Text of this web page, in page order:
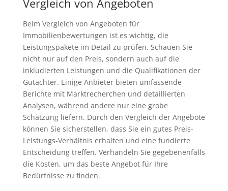
Vergleich von Angeboten
Beim Vergleich von Angeboten für
Immobilienbewertungen ist es wichtig, die
Leistungspakete im Detail zu prüfen. Schauen Sie
nicht nur auf den Preis, sondern auch auf die
inkludierten Leistungen und die Qualifikationen der
Gutachter. Einige Anbieter bieten umfassende
Berichte mit Marktrecherchen und detaillierten
Analysen, während andere nur eine grobe
Schätzung liefern. Durch den Vergleich der Angebote
können Sie sicherstellen, dass Sie ein gutes Preis-
Leistungs-Verhältnis erhalten und eine fundierte
Entscheidung treffen. Verhandeln Sie gegebenenfalls
die Kosten, um das beste Angebot für Ihre
Bedürfnisse zu finden.